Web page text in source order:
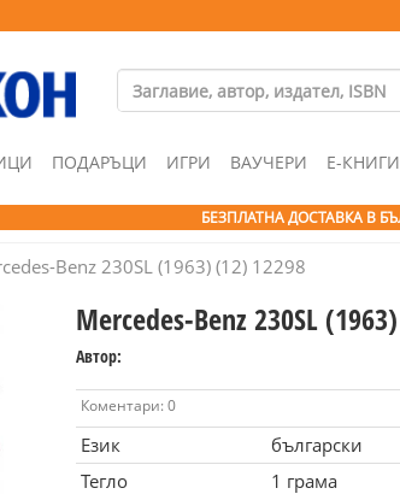
ПОДАРЪЦИ ИГРИ ВАУЧЕРИ Е-КНИГИ
БЕЗПЛАТНА ДОСТАВКА В
Benz 230SL (1963) (12) 12298
Mercedes-Benz 230SL
Автор:
Коментари: 0
Език
български
Тегло
1 грама